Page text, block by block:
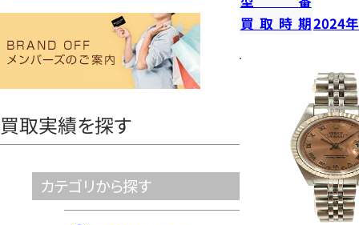
ヤ
買取実績を探す
カテゴリから探す
買取時期2024